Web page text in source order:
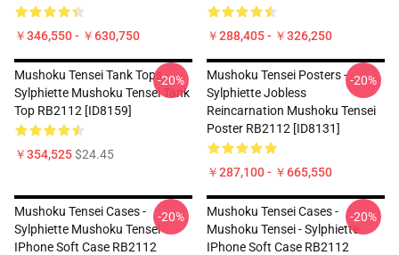
￥346,550 - ￥630,750 ￥288,405 - ￥326,250
Mushoku Tensei Tank Tops -
Sylphiette Mushoku Tensei Tank
Top RB2112 [ID8159]
￥354,525$24.45
-20%
Mushoku Tensei Posters -
Sylphiette Jobless
Reincarnation Mushoku Tensei
Poster RB2112 [ID8131]
￥287,100 - ￥665,550
-20%
Mushoku Tensei Cases -
Sylphiette Mushoku Tensei
IPhone Soft Case RB2112
-20%
Mushoku Tensei Cases -
Mushoku Tensei - Sylphiette
IPhone Soft Case RB2112
-20%